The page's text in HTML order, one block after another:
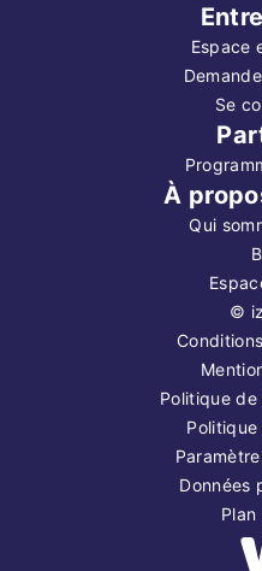
Espace
Se
À
Qui
©
Politique
Données